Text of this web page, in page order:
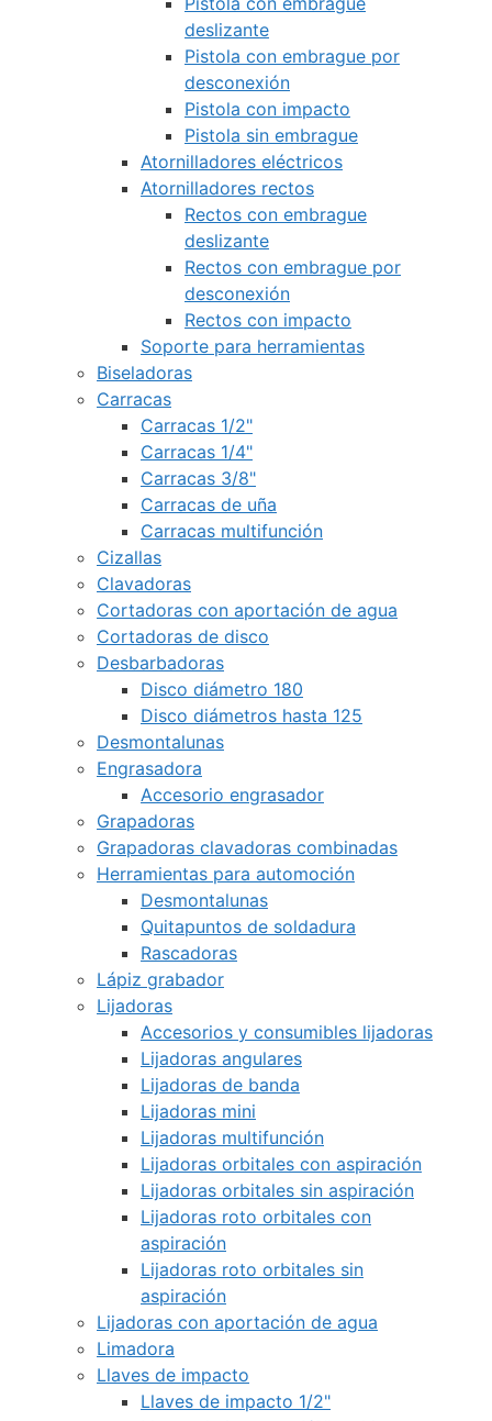
deslizante
Pistola con embrague por
desconexión
Pistola con impacto
Pistola sin embrague
Atornilladores eléctricos
Atornilladores rectos
Rectos con embrague
deslizante
Rectos con embrague por
desconexión
Rectos con impacto
Soporte para herramientas
Biseladoras
Carracas
Carracas 1/2"
Carracas 1/4"
Carracas 3/8"
Carracas de uña
Carracas multifunción
Cizallas
Clavadoras
Cortadoras con aportación de agua
Cortadoras de disco
Desbarbadoras
Disco diámetro 180
Disco diámetros hasta 125
Desmontalunas
Engrasadora
Accesorio engrasador
Grapadoras
Grapadoras clavadoras combinadas
Herramientas para automoción
Desmontalunas
Quitapuntos de soldadura
Rascadoras
Lápiz grabador
Lijadoras
Accesorios y consumibles lijadoras
Lijadoras angulares
Lijadoras de banda
Lijadoras mini
Lijadoras multifunción
Lijadoras orbitales con aspiración
Lijadoras orbitales sin aspiración
Lijadoras roto orbitales con
aspiración
Lijadoras roto orbitales sin
aspiración
Lijadoras con aportación de agua
Limadora
Llaves de impacto
Llaves de impacto 1/2"